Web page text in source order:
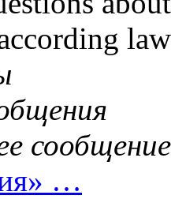
сообщение
…